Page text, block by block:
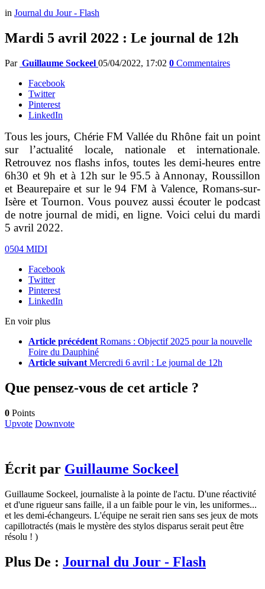
in Journal du Jour - Flash
Mardi 5 avril 2022 : Le journal de 12h
Par Guillaume Sockeel 05/04/2022, 17:02 0 Commentaires
Facebook
Twitter
Pinterest
LinkedIn
Tous les jours, Chérie FM Vallée du Rhône fait un point
sur l’actualité locale, nationale et internationale.
Retrouvez nos flashs infos, toutes les demi-heures entre
6h30 et 9h et à 12h sur le 95.5 à Annonay, Roussillon
et Beaurepaire et sur le 94 FM à Valence, Romans-sur-
Isère et Tournon. Vous pouvez aussi écouter le podcast
de notre journal de midi, en ligne. Voici celui du mardi
5 avril 2022.
0504 MIDI
Facebook
Twitter
Pinterest
LinkedIn
En voir plus
Article précédent Romans : Objectif 2025 pour la nouvelle
Foire du Dauphiné
Article suivant Mercredi 6 avril : Le journal de 12h
Que pensez-vous de cet article ?
0 Points
Upvote Downvote
Écrit par Guillaume Sockeel
Guillaume Sockeel, journaliste à la pointe de l'actu. D'une réactivité
et d'une rigueur sans faille, il a un faible pour le vin, les uniformes...
et les demi-échangeurs. L'équipe ne serait rien sans ses jeux de mots
capillotractés (mais le mystère des stylos disparus serait peut être
résolu ! )
Plus De : Journal du Jour - Flash